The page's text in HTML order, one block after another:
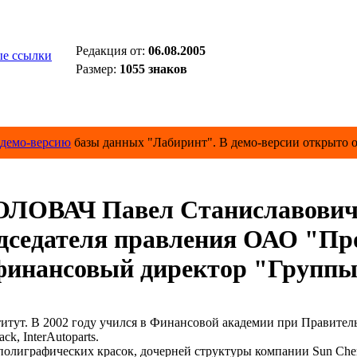
ссылки Редакция от: 06.08.2005
Размер: 1055 знаков
демо-версию базы данных "Лабиринт". В демо-версии открыто
Павел
правления ОАО
директор "Группы
В 2002 году учился в Финансовой академии при
InterAutoparts.
красок, дочерней структуры компании Sun